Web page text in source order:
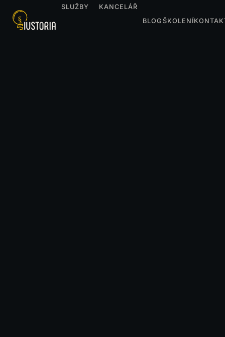
SLUŽBY
KANCELÁŘ
BLOG ŠKOLENÍ